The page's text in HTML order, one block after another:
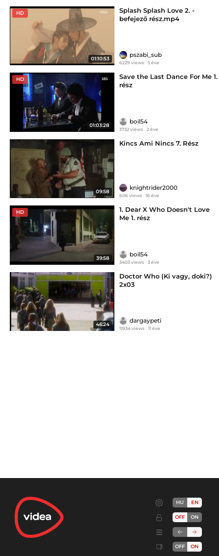
HD
01:10:53
Splash Splash Love 2. -
befejező rész.mp4
pszabi_sub
6229 views 5 éve
HD
01:03:28
Save the Last Dance For Me 1.
rész
boil54
3732 views 2 éve
09:58
Kincs Ami Nincs 7. Rész
knightrider2000
606 views 16 éve
HD
39:58
1. Dear X Who Doesn't Love
Me 1. rész
boil54
3403 views 3 éve
46:24
Doctor Who (Ki vagy, doki?)
2x03
dargaypeti
11934 views 11 éve
HU EN
OFF ON
OFF ON